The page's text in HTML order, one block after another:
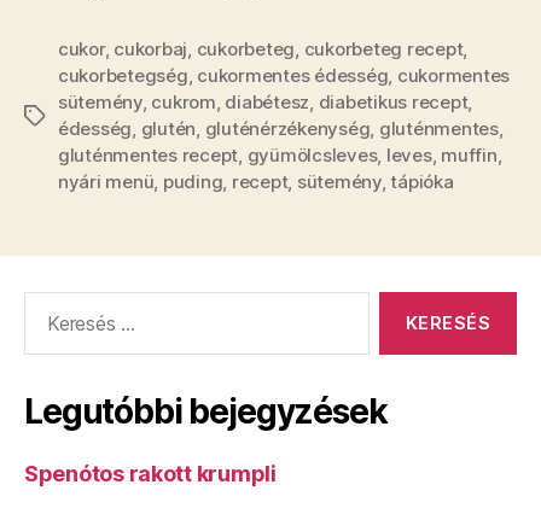
Címkék
cukor, cukorbaj cukorbeteg cukorbeteg recept,
cukorbetegség cukormentes édesség cukormentes
sütemény, cukrom diabétesz diabetikus recept,
édesség glutén gluténérzékenység gluténmentes,
gluténmentes recept gyümölcsleves, leves, muffin
nyári menü puding recept, sütemény,tápióka
Legutóbbi bejegyzések
Spenótos rakott krumpli